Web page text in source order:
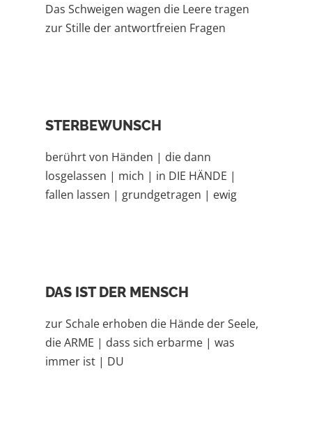
Das Schweigen wagen die Leere tragen
zur Stille der antwortfreien Fragen
STERBEWUNSCH
berührt von Händen | die dann
losgelassen | mich | in DIE HÄNDE |
fallen lassen | grundgetragen | ewig
DAS IST DER MENSCH
zur Schale erhoben die Hände der Seele,
die ARME | dass sich erbarme | was
immer ist | DU